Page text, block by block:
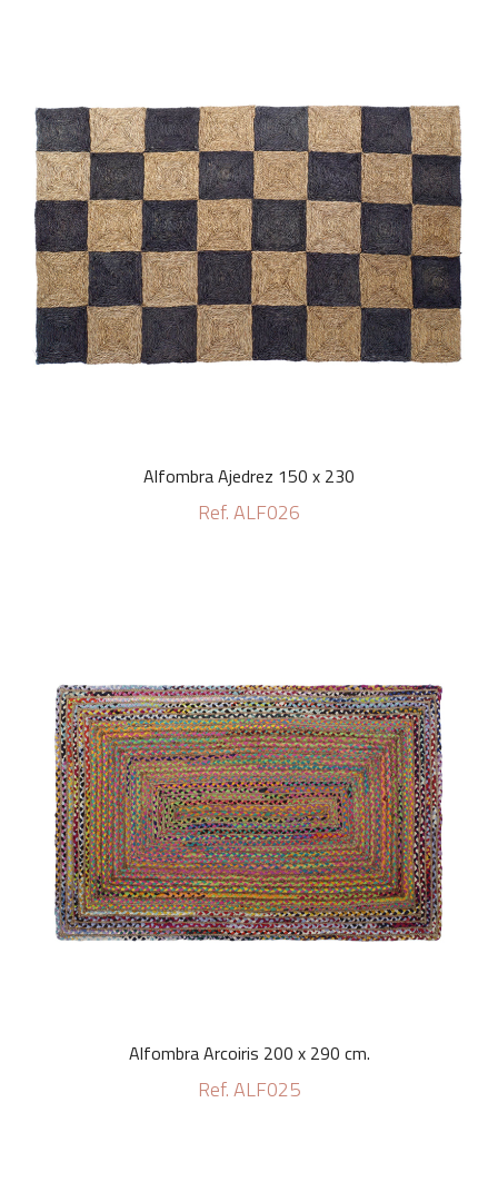
Alfombra Ajedrez 150 x 230
Ref. ALF026
Alfombra Arcoiris 200 x 290 cm.
Ref. ALF025